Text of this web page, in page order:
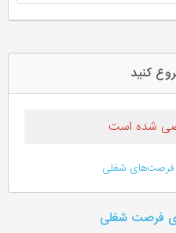
کنید
شده است
فرصت‌های شغلی
فرصت شغلی